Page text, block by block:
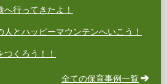
へ行ってきたよ！
人とハッピーマウンテンへいこう！
つくろう！！
全ての保育事例一覧